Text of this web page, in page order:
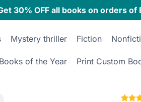
30% OFF all books on orders of
Mystery thriller Fiction
Books of the Year Print Custom